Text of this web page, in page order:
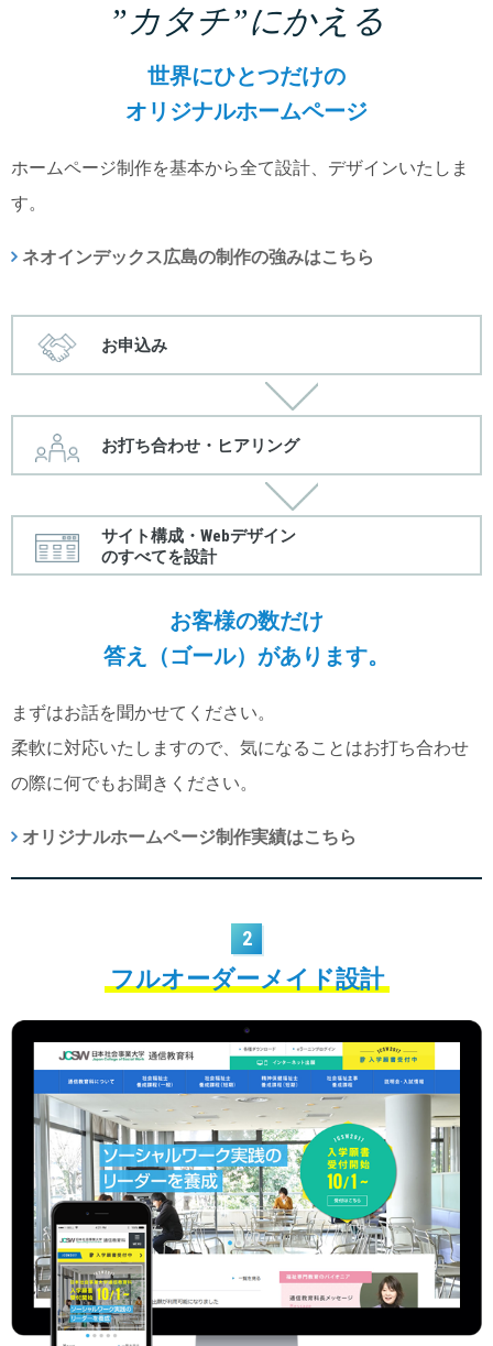
”カタチ”にかえる
世界にひとつだけの
オリジナルホームページ
ホームページ制作を基本から全て設計、デザインいたしま
す。
ネオインデックス広島の制作の強みはこちら
お申込み
お打ち合わせ・ヒアリング
サイト構成・Webデザイン
のすべてを設計
お客様の数だけ
答え（ゴール）があります。
まずはお話を聞かせてください。
柔軟に対応いたしますので、気になることはお打ち合わせ
の際に何でもお聞きください。
オリジナルホームページ制作実績はこちら
2
フルオーダーメイド設計